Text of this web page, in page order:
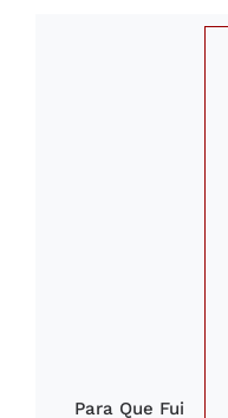
Para Que Fui